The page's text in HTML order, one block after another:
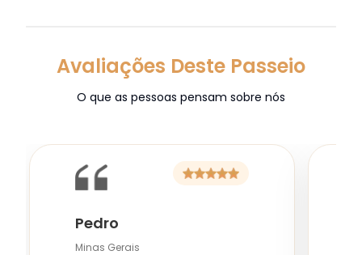
Avaliações Deste Passeio
O que as pessoas pensam sobre nós
Pedro
Minas Gerais